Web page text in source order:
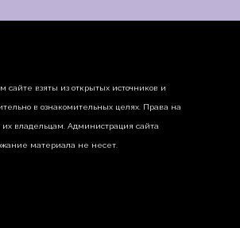
взяты из открытых источников и
в ознакомительных целях. Права на
владельцам. Администрация сайта
материала не несет.